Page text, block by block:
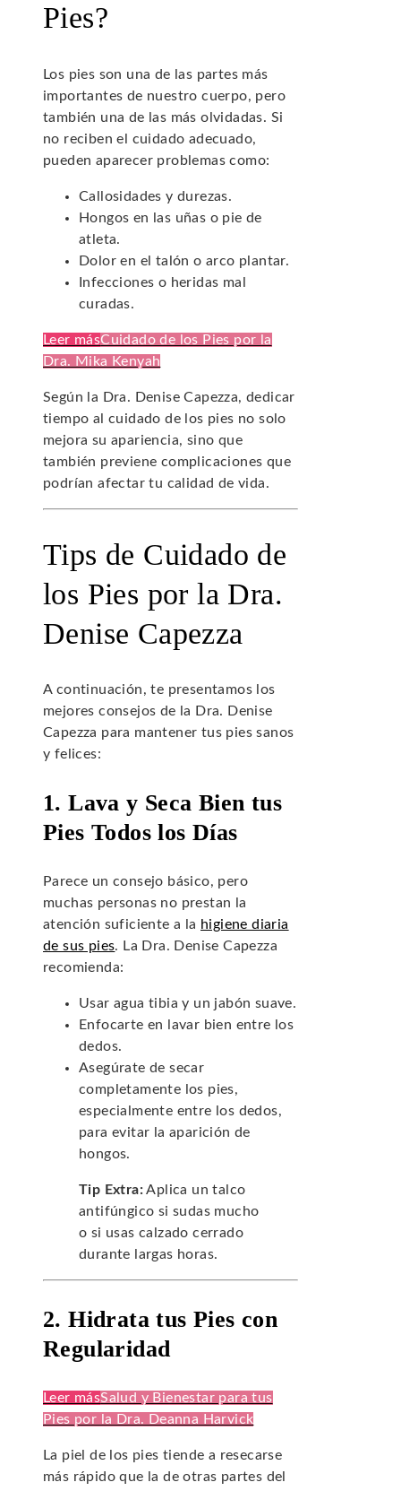
Pies?
Los pies son una de las partes más
importantes de nuestro cuerpo, pero
también una de las más olvidadas. Si
no reciben el cuidado adecuado,
pueden aparecer problemas como:
Callosidades y durezas.
Hongos en las uñas o pie de
atleta.
Dolor en el talón o arco plantar.
Infecciones o heridas mal
curadas.
Leer másCuidado de los Pies por la
Dra. Mika Kenyah
Según la Dra. Denise Capezza, dedicar
tiempo al cuidado de los pies no solo
mejora su apariencia, sino que
también previene complicaciones que
podrían afectar tu calidad de vida.
Tips de Cuidado de
los Pies por la Dra.
Denise Capezza
A continuación, te presentamos los
mejores consejos de la Dra. Denise
Capezza para mantener tus pies sanos
y felices:
1. Lava y Seca Bien tus
Pies Todos los Días
Parece un consejo básico, pero
muchas personas no prestan la
atención suficiente a la higiene diaria
de sus pies. La Dra. Denise Capezza
recomienda:
Usar agua tibia y un jabón suave.
Enfocarte en lavar bien entre los
dedos.
Asegúrate de secar
completamente los pies,
especialmente entre los dedos,
para evitar la aparición de
hongos.
Tip Extra:Aplica un talco
antifúngico si sudas mucho
o si usas calzado cerrado
durante largas horas.
2. Hidrata tus Pies con
Regularidad
Leer másSalud y Bienestar para tus
Pies por la Dra. Deanna Harvick
La piel de los pies tiende a resecarse
más rápido que la de otras partes del